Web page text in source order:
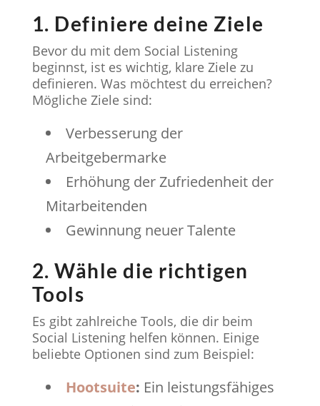
1. Definiere deine Ziele
Bevor du mit dem Social Listening
beginnst, ist es wichtig, klare Ziele zu
definieren. Was möchtest du erreichen?
Mögliche Ziele sind:
Verbesserung der
Arbeitgebermarke
Erhöhung der Zufriedenheit der
Mitarbeitenden
Gewinnung neuer Talente
2. Wähle die richtigen
Tools
Es gibt zahlreiche Tools, die dir beim
Social Listening helfen können. Einige
beliebte Optionen sind zum Beispiel:
Hootsuite: Ein leistungsfähiges